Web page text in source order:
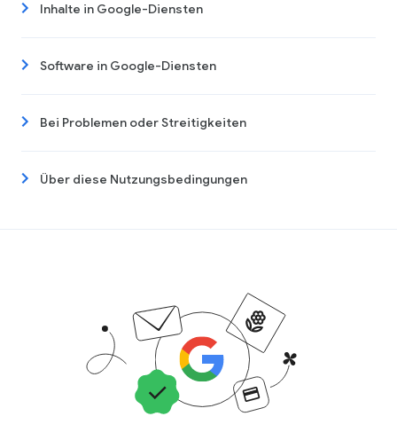
Inhalte in Google-Diensten
Software in Google-Diensten
Bei Problemen oder Streitigkeiten
Über diese Nutzungsbedingungen